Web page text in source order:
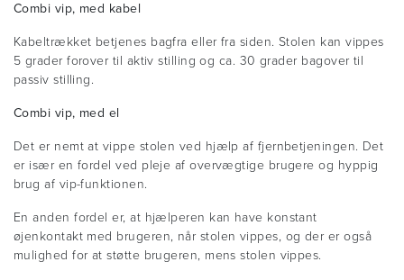
Combi vip, med kabel
Kabeltrækket betjenes bagfra eller fra siden. Stolen kan vippes
5 grader forover til aktiv stilling og ca. 30 grader bagover til
passiv stilling.
Combi vip, med el
Det er nemt at vippe stolen ved hjælp af fjernbetjeningen. Det
er især en fordel ved pleje af overvægtige brugere og hyppig
brug af vip-funktionen.
En anden fordel er, at hjælperen kan have konstant
øjenkontakt med brugeren, når stolen vippes, og der er også
mulighed for at støtte brugeren, mens stolen vippes.